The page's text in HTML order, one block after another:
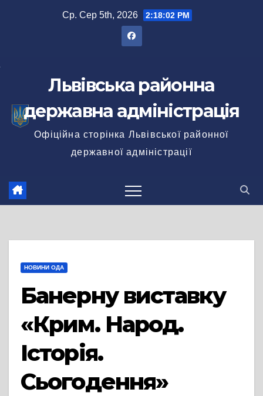
Ср. Сер 5th, 2026 2:18:03 PM
Львівська районна
державна адміністрація
Офіційна сторінка Львівської районної
державної адміністрації
НОВИНИ ОДА
Банерну виставку
«Крим. Народ.
Історія.
Сьогодення»